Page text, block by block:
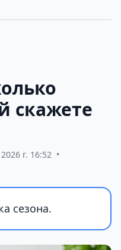
скажете
г. 16:52 •
сезона.